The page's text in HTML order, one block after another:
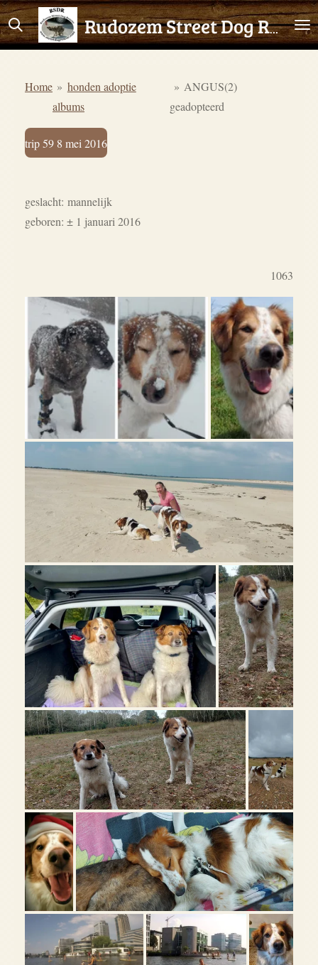
Ga
direct
hoofdinhoud
Rudozem Street Dog Rescue
Home » honden adoptie
albums
» ANGUS(2)
geadopteerd
trip 59 8 mei 2016
geslacht: mannelijk
geboren: ± 1 januari 2016
1063